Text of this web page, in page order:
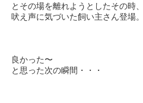
とその場を離れようとしたその時、
吠え声に気づいた飼い主さん登場。
良かった〜
と思った次の瞬間・・・